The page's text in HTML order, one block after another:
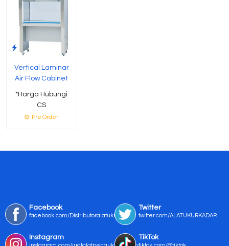
Vertical Laminar
Air Flow Cabinet
*Harga Hubungi
CS
Pre Order
Facebook
facebook.com/Distributoralatukur
Twitter
twitter.com/ALATUKURKADAR
Instagram TikTok